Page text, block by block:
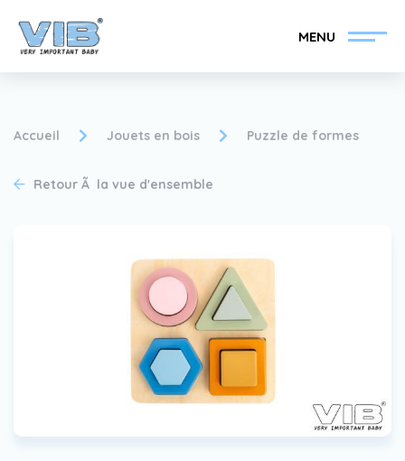
MENU
Sur le VIB®
Trouvez votre
revendeur VIB®
Devenir un revendeur
Accueil Jouets en bois Puzzle de formes
Retour Ã la vue d'ensemble